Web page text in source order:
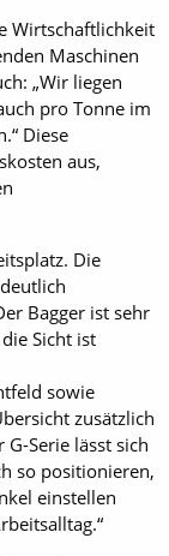
Wirtschaftlichkeit
Maschinen
„Wir liegen
pro Tonne im
Diese
aus,
Die
Bagger ist sehr
Sicht ist
sowie
zusätzlich
Serie lässt sich
so positionieren,
einstellen